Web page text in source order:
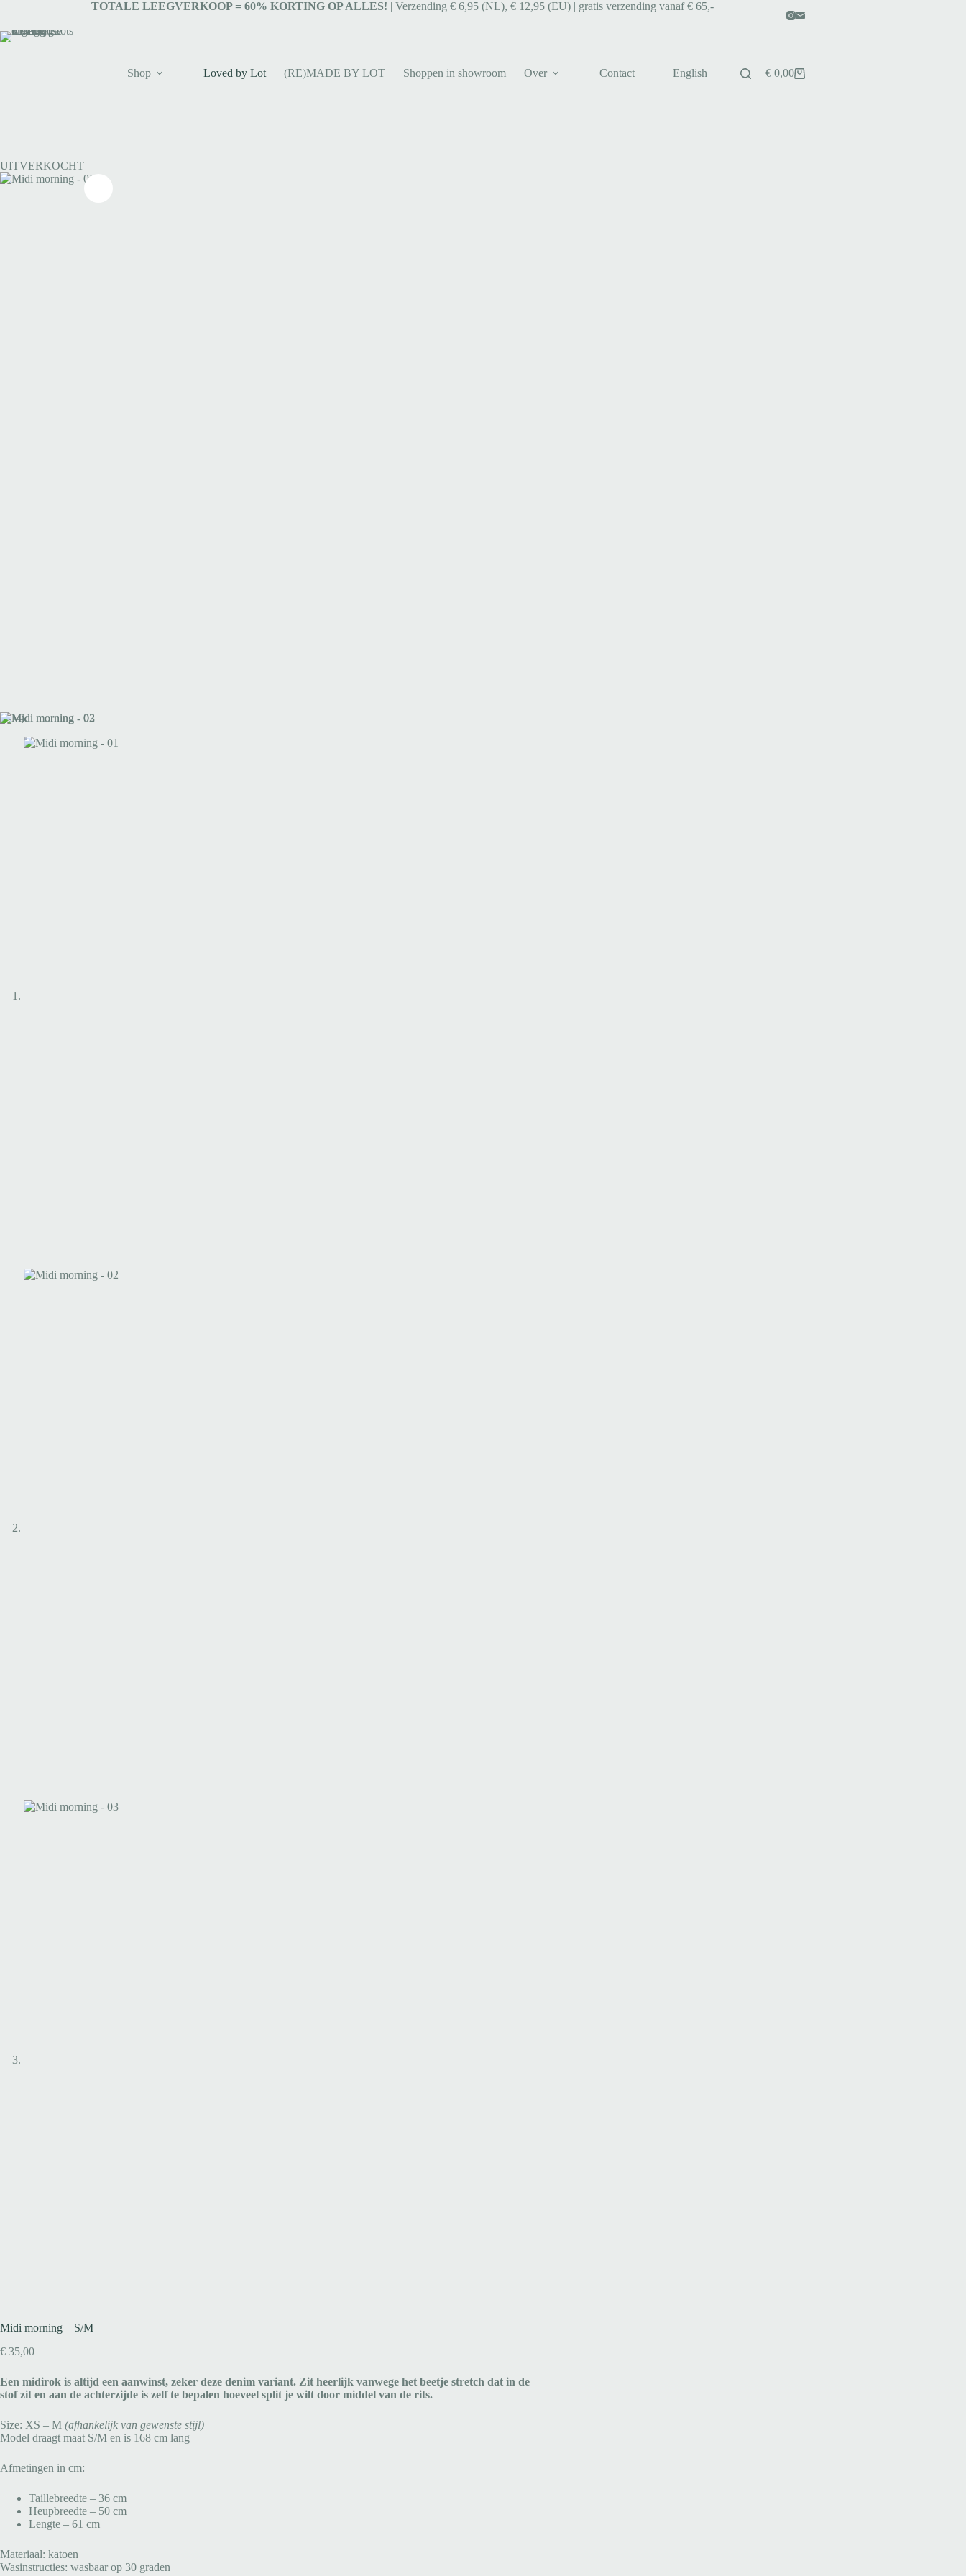
TOTALE LEEGVERKOOP = 60% KORTING OP ALLES! | Verzending € 6,95 (NL), € 12,95 (EU) | gratis verzending vanaf € 65,-
Shop Loved by Lot (RE)MADE BY LOT Shoppen in showroom Over Contact English € 0,00
UITVERKOCHT
Midi morning – S/M
€ 35,00
Een midirok is altijd een aanwinst, zeker deze denim variant. Zit heerlijk vanwege het beetje stretch dat in de
stof zit en aan de achterzijde is zelf te bepalen hoeveel split je wilt door middel van de rits.
Size: XS – M (afhankelijk van gewenste stijl)
Model draagt maat S/M en is 168 cm lang
Afmetingen in cm:
Taillebreedte – 36 cm
Heupbreedte – 50 cm
Lengte – 61 cm
Materiaal: katoen
Wasinstructies: wasbaar op 30 graden